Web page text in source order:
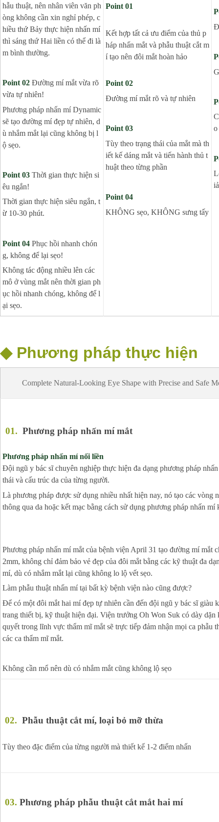
hẫu thuật, nên nhân viên văn ph
òng không cần xin nghỉ phép, c
hiều thứ Bảy thực hiện nhấn mí
thì sáng thứ Hai liền có thể đi là
m bình thường.
Point 02 Đường mí mắt vừa rõ
vừa tự nhiên!
Phương pháp nhấn mí Dynamic
sẽ tạo đường mí đẹp tự nhiên, d
ù nhắm mắt lại cũng không bị l
ộ sẹo.
Point 03 Thời gian thực hiện si
êu ngắn!
Thời gian thực hiện siêu ngắn, t
ừ 10-30 phút.
Point 04 Phục hồi nhanh chón
g, không để lại sẹo!
Không tác động nhiều lên các
mô ở vùng mắt nên thời gian ph
ục hồi nhanh chóng, không để l
ại sẹo.
Point 01
Kết hợp tất cả ưu điểm của thủ p
háp nhấn mắt và phẫu thuật cắt m
í tạo nên đôi mắt hoàn hảo
Point 02
Đường mí mắt rõ và tự nhiên
Point 03
Tùy theo trạng thái của mắt mà th
iết kế dáng mắt và tiến hành thủ t
huật theo từng phần
Point 04
KHÔNG sẹo, KHÔNG sưng tấy
P
P
P
o
P
◆ Phương pháp thực hiện
Complete Natural-Looking Eye Shape with Precise and Safe
01. Phương pháp nhấn mí mắt
Phương pháp nhấn mí nối liền
Đội ngũ y bác sĩ chuyên nghiệp thực hiện đa dạng phương pháp
thái và cấu trúc da của từng người.
Là phương pháp được sử dụng nhiều nhất hiện nay, nó tạo các vòng
thông qua da hoặc kết mạc bằng cách sử dụng phương pháp nhấn mí
Phương pháp nhấn mí mắt của bệnh viện April 31 tạo đường mí mắt
2mm, không chỉ đảm bảo vẻ đẹp của đôi mắt bằng các kỹ thuật đa
mí, dù có nhắm mắt lại cũng không lo lộ vết sẹo.
Làm phẫu thuật nhấn mí tại bất kỳ bệnh viện nào cũng được?
Để có một đôi mắt hai mí đẹp tự nhiên cần đến đội ngũ y bác sĩ giàu
trang thiết bị, kỹ thuật hiện đại. Viện trưởng Oh Won Suk có dày
quyết trong lĩnh vực thẩm mĩ mắt sẽ trực tiếp đảm nhận mọi ca phẫu
các ca thẩm mĩ mắt.
Không cần mổ nên dù có nhắm mắt cũng không lộ sẹo
02. Phẫu thuật cắt mí, loại bỏ mỡ thừa
Tùy theo đặc điểm của từng người mà thiết kế 1-2 điểm nhấn
03. Phương pháp phẫu thuật cắt mắt hai mí